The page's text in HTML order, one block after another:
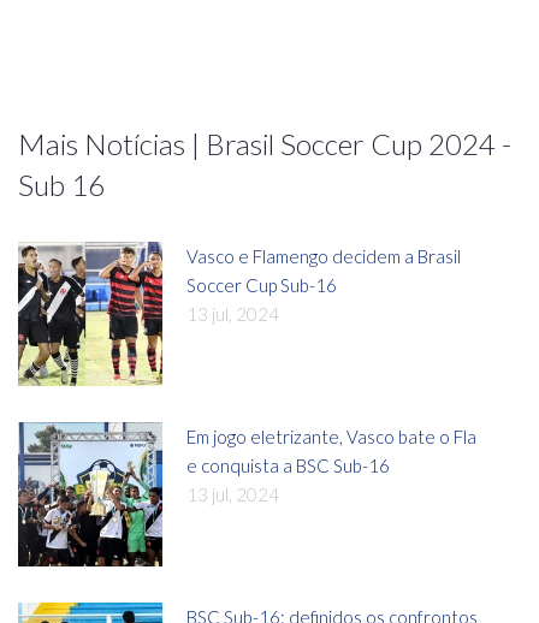
Mais Notícias | Brasil Soccer Cup 2024 -
Sub 16
Vasco e Flamengo decidem a Brasil
Soccer Cup Sub-16
13 jul, 2024
Em jogo eletrizante, Vasco bate o Fla
e conquista a BSC Sub-16
13 jul, 2024
BSC Sub-16: definidos os confrontos